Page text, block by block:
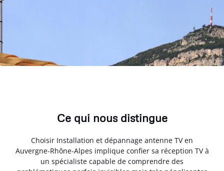
Ce qui nous distingue
Choisir Installation et dépannage antenne TV en
Auvergne-Rhône-Alpes implique confier sa réception TV à
un spécialiste capable de comprendre des